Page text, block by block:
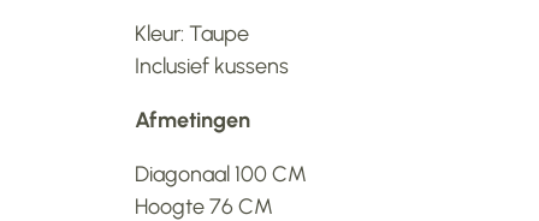
Kleur: Taupe
Inclusief kussens
Afmetingen
Diagonaal 100 CM
Hoogte 76 CM